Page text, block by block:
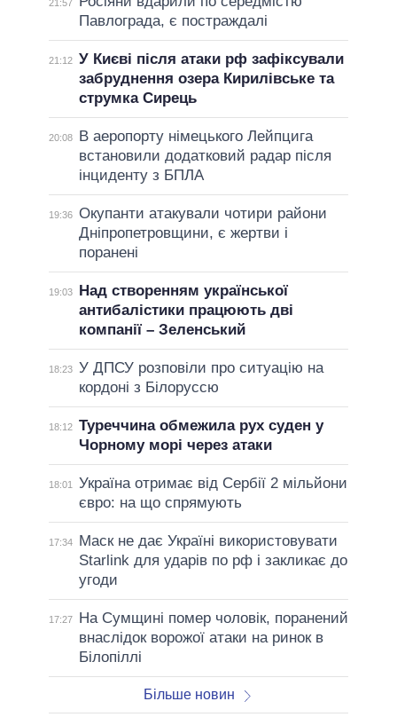
21:57
Павлограда, є постраждалі
21:12 У Києві після атаки рф зафіксували
забруднення озера Кирилівське та
струмка Сирець
20:08
В аеропорту німецького Лейпцига
встановили додатковий радар після
інциденту з БПЛА
19:36 Окупанти атакували чотири райони
Дніпропетровщини, є жертви і
поранені
19:03
Над створенням української
антибалістики працюють дві
компанії – Зеленський
18:23 У ДПСУ розповіли про ситуацію на
кордоні з Білоруссю
18:12 Туреччина обмежила рух суден у
Чорному морі через атаки
18:01
Україна отримає від Сербії 2 мільйони
євро: на що спрямують
17:34
Маск не дає Україні використовувати
Starlink для ударів по рф і закликає до
угоди
17:27
На Сумщині помер чоловік, поранений
внаслідок ворожої атаки на ринок в
Білопіллі
Більше новин